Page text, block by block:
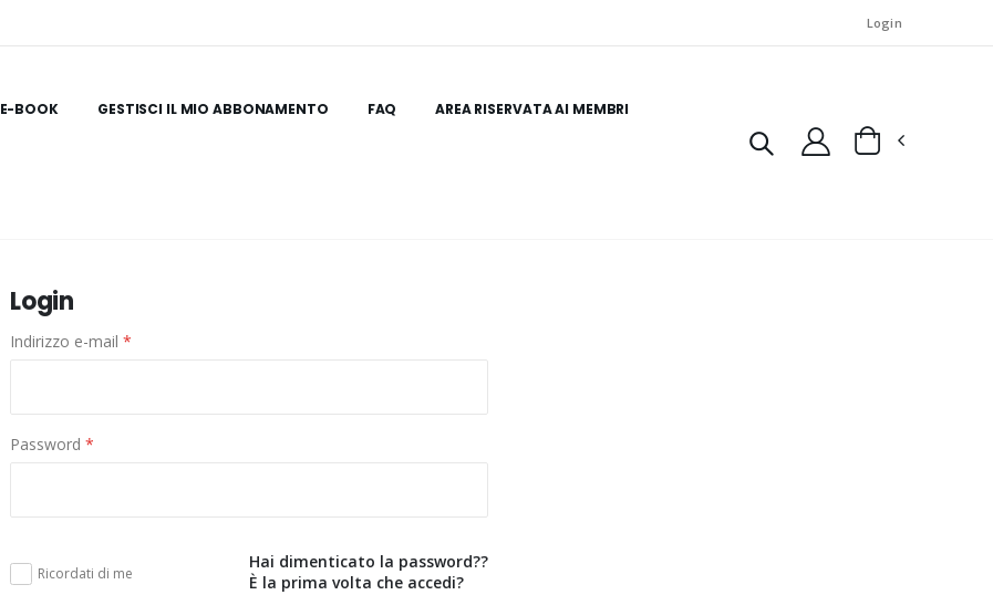
Login
E-BOOK GESTISCI IL MIO ABBONAMENTO FAQ AREA RISERVATA AI MEMBRI
Login
Indirizzo e-mail *
Password *
Ricordati di me
Hai dimenticato la password??
È la prima volta che accedi?